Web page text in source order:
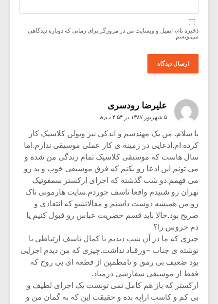
ذخیره نام، ایمیل و وبسایت من در مرورگر برای زمانی که دوباره دیدگاهی
می‌نویسم.
علیرضا رودسری
۵ شهریور ۱۳۸۷ در ۴:۵۴ ب٫ظ
با سلام. من یک مهندسم و اندکی نیز ویولن کلاسیک کار
کرده ام.ادعایی در زمینه ی کار عملی موسیقی ندارم.اما
سال هاست که موسیقی کلاسیک تمام زندگی من شده و
می تونم این ادعا رو بکنم که فرق موسیقی خوب و بد رو
می فهمم.دو شب گذشته که اجرای ارکستر سمفونیک
تهران رو شنیدم واقعا تاسف خوردم.سایت هارمونی تاک
رو من همیشه دوست داشتم و مقالاتشو که انتقادی و
صریح بود.حالا باید قسم حضریت عباس رو قبول کنیم یا
دم خروس را؟
چیزی که ما در آن شب دیدیم با کمال تاسف ارتباطی با
نوشته ی جناب ÷ورقناد نداشت.چیزی که من دیدم اجرایی
بود ضعیف بی رمق و نامطمپن از قطعه ای بی روح که
فقط از موسیقی سفارشی درمیاد.
ارکستر که باز هم کامل نمی تونست یک اجرای لطیف و
بی کم و کاست اراپه بده و حقیقت این که به گمان من و